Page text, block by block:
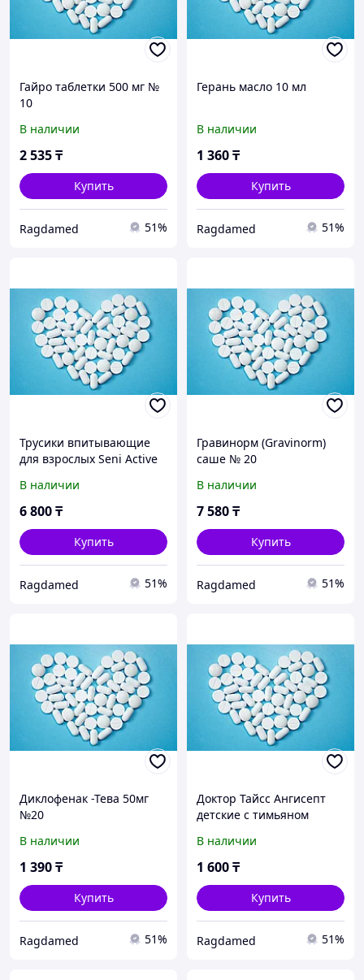
Гайро таблетки 500 мг №
10
В наличии
2 535₸
Купить
Ragdamed 51%
Герань масло 10 мл
В наличии
1 360₸
Купить
Ragdamed 51%
Трусики впитывающие
для взрослых Seni Active
В наличии
6 800₸
Купить
Ragdamed 51%
Гравинорм (Gravinorm)
саше № 20
В наличии
7 580₸
Купить
Ragdamed 51%
Диклофенак -Тева 50мг
№20
В наличии
1 390₸
Купить
Ragdamed 51%
Доктор Тайсс Ангисепт
детские с тимьяном
В наличии
1 600₸
Купить
Ragdamed 51%